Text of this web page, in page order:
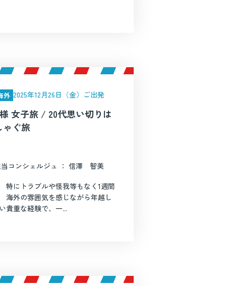
外 2025年12月26日（金）ご出発
女子旅 / 20代思い切りは
ゃぐ旅
コンシェルジュ ： 信澤 智美
特にトラブルや怪我等もなく1週間
海外の雰囲気を感じながら年越し
貴重な経験で、一...